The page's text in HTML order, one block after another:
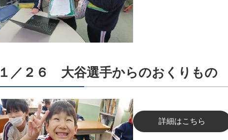
１／２６ 大谷選手からのおくりもの
詳細はこちら